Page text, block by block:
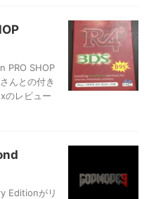
PRO SHOP
んとの付き
のレビュー
Editionがリ